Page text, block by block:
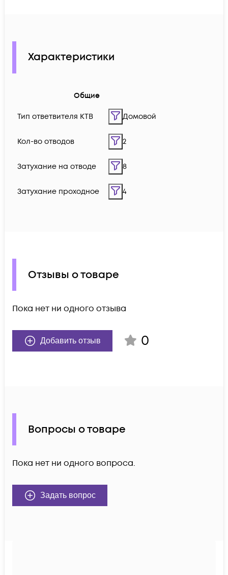
Характеристики
Общие
Тип ответвителя КТВ Домовой
Кол-во отводов 2
Затухание на отводе 8
Затухание проходное 4
Отзывы о товаре
Пока нет ни одного отзыва
Добавить отзыв 0
Вопросы о товаре
Пока нет ни одного вопроса.
Задать вопрос